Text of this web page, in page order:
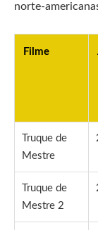
norte-
Filme
Truque de
Mestre
Truque de
Mestre 2